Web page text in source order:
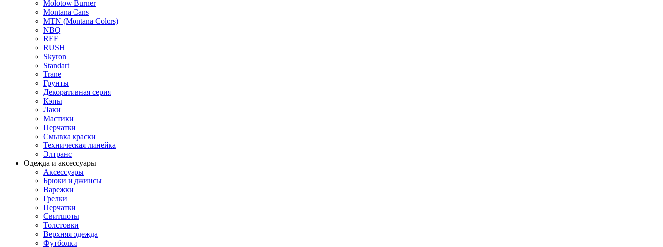
Molotow Burner
Montana Cans
MTN (Montana Colors)
NBQ
REF
RUSH
Skyron
Standart
Trane
Грунты
Декоративная серия
Кэпы
Лаки
Мастики
Перчатки
Смывка краски
Техническая линейка
Элтранс
Одежда и аксессуары
Аксессуары
Брюки и джинсы
Варежки
Грелки
Перчатки
Свитшоты
Толстовки
Верхняя одежда
Футболки